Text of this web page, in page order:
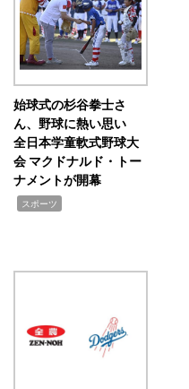
始球式の杉谷拳士さ
ん、野球に熱い思い
全日本学童軟式野球大
会 マクドナルド・トー
ナメントが開幕
スポーツ